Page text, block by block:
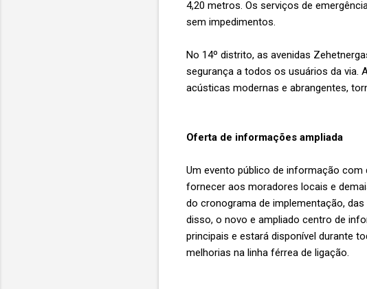
4,20 metros. Os serviços de
sem impedimentos.
No 14º distrito, as avenidas
segurança a todos os usuários da via.
acústicas modernas e abrangentes,
Oferta de informações ampliada
Um evento público de informação com
fornecer aos moradores locais e
do cronograma de implementação,
disso, o novo e ampliado centro de
principais e estará disponível durante
melhorias na linha férrea de ligação.